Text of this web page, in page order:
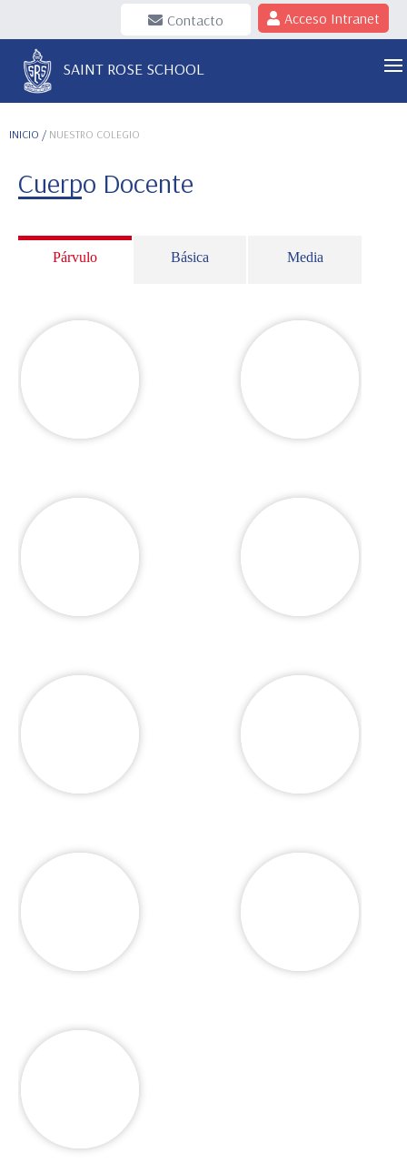
Contacto Acceso Intranet
SAINT ROSE SCHOOL
INICIO / NUESTRO COLEGIO
Cuerpo Docente
Párvulo Básica Media